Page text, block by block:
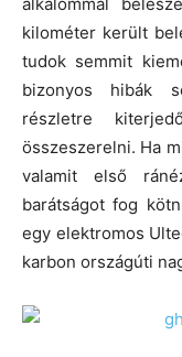
kilométer került
tudok semmit
bizonyos hibák
részletre
összeszerelni. Ha
valamit első
barátságot fog
egy elektromos
karbon országúti